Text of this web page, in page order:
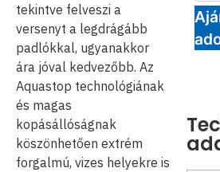
tekintve felveszi a
versenyt a legdrágább
padlókkal, ugyanakkor
ára jóval kedvezőbb. Az
Aquastop technológiának
és magas
kopásállóságnak
köszönhetően extrém
forgalmú, vizes helyekre is